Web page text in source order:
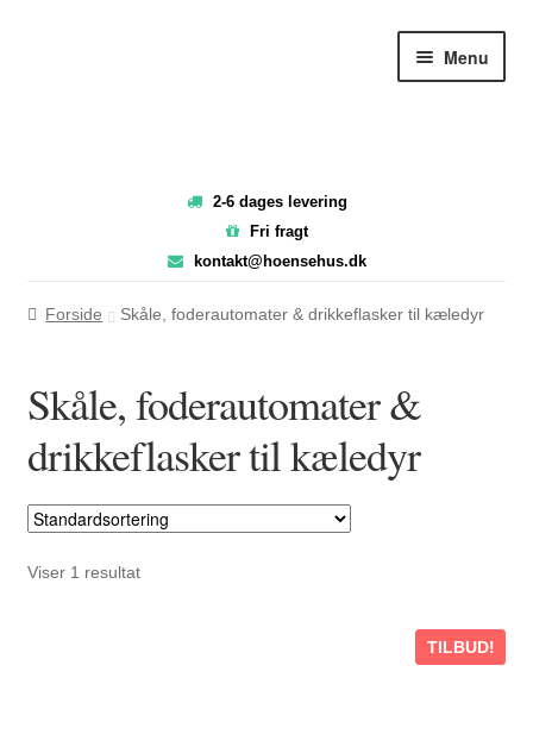
Menu
2-6 dages levering
Fri fragt
kontakt@hoensehus.dk
Forside Skåle, foderautomater & drikkeflasker til kæledyr
Skåle, foderautomater &
drikkeflasker til kæledyr
Viser 1 resultat
TILBUD!